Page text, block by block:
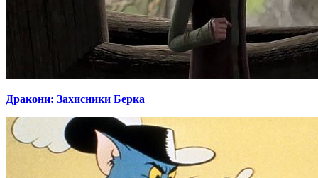
Дракони: Захисники Берка